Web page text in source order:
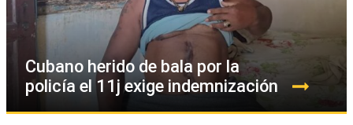
Cubano herido de bala por la
policía el 11j exige indemnización